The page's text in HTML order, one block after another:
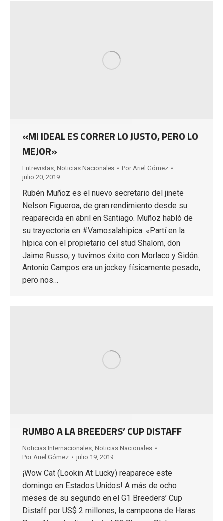
«MI IDEAL ES CORRER LO JUSTO, PERO LO
MEJOR»
Entrevistas Noticias Nacionales Por Ariel Gómez
julio 20, 2019
Rubén Muñoz es el nuevo secretario del jinete
Nelson Figueroa, de gran rendimiento desde su
reaparecida en abril en Santiago. Muñoz habló de
su trayectoria en #Vamosalahipica: «Partí en la
hípica con el propietario del stud Shalom, don
Jaime Russo, y tuvimos éxito con Morlaco y Sidón.
Antonio Campos era un jockey físicamente pesado,
pero nos…
RUMBO A LA BREEDERS’ CUP DISTAFF
Noticias Internacionales, Noticias Nacionales
Por Ariel Gómez julio 19, 2019
¡Wow Cat (Lookin At Lucky) reaparece este
domingo en Estados Unidos! A más de ocho
meses de su segundo en el G1 Breeders’ Cup
Distaff por US$ 2 millones, la campeona de Haras